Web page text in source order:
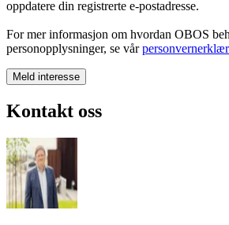
oppdatere din registrerte e-postadresse.
For mer informasjon om hvordan OBOS
personopplysninger, se vår
Meld interesse
Kontakt oss